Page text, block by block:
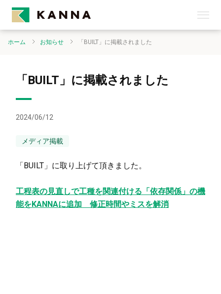
ホーム お知らせ 「BUILT」に掲載されました
「BUILT」に掲載されました
2024/06/12
メディア掲載
「BUILT」に取り上げて頂きました。
工程表の見直しで工種を関連付ける「依存関係」の機
能をKANNAに追加 修正時間やミスを解消